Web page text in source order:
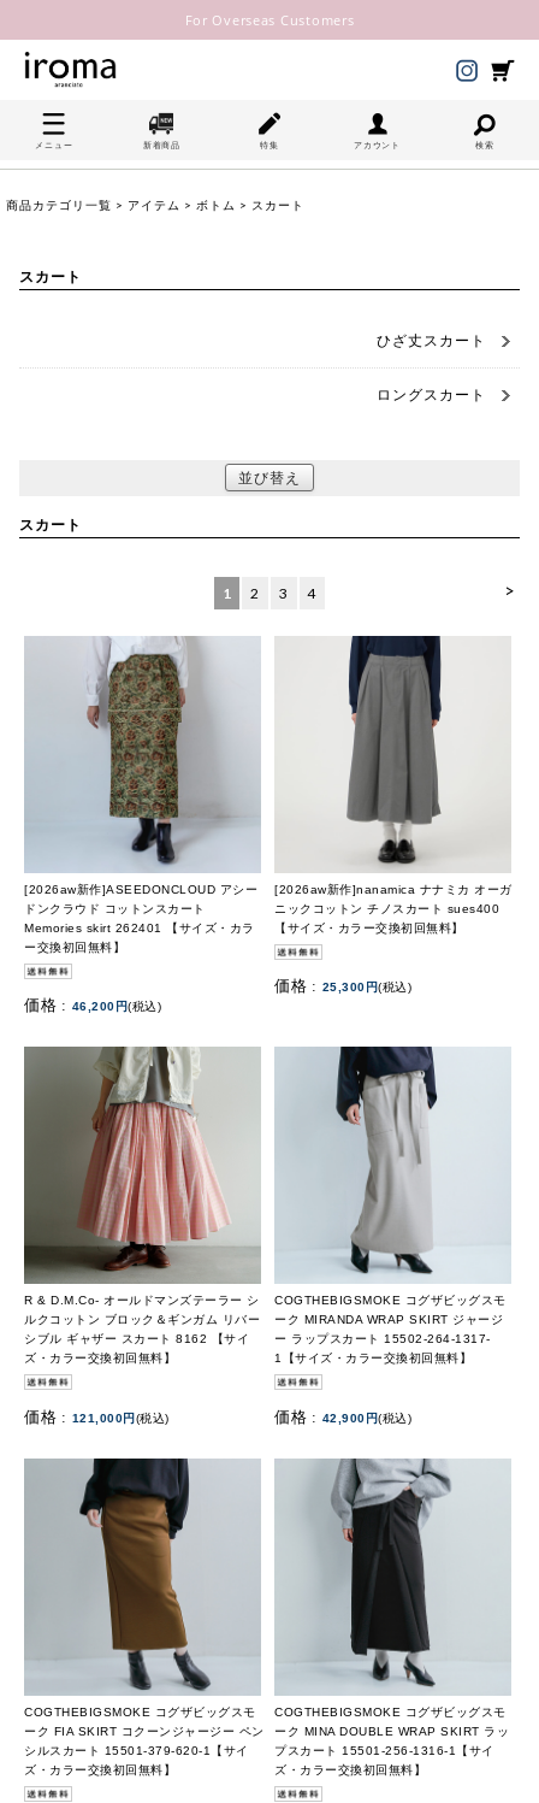
For Overseas Customers
メニュー 新着商品 特集 アカウント 検索
商品カテゴリ一覧 > アイテム > ボトム > スカート
スカート
ひざ丈スカート
ロングスカート
並び替え
スカート
>
1 2 3 4
[2026aw新作]ASEEDONCLOUD アシー
ドンクラウド コットンスカート
Memories skirt 262401 【サイズ・カラ
ー交換初回無料】
価格 : 46,200円(税込)
[2026aw新作]nanamica ナナミカ オーガ
ニックコットン チノスカート sues400
【サイズ・カラー交換初回無料】
価格 : 25,300円(税込)
R & D.M.Co- オールドマンズテーラー シ
ルクコットン ブロック＆ギンガム リバー
シブル ギャザー スカート 8162 【サイ
ズ・カラー交換初回無料】
価格 : 121,000円(税込)
COGTHEBIGSMOKE コグザビッグスモ
ーク MIRANDA WRAP SKIRT ジャージ
ー ラップスカート 15502-264-1317-
1【サイズ・カラー交換初回無料】
価格 : 42,900円(税込)
COGTHEBIGSMOKE コグザビッグスモ
ーク FIA SKIRT コクーンジャージー ペン
シルスカート 15501-379-620-1【サイ
ズ・カラー交換初回無料】
COGTHEBIGSMOKE コグザビッグスモ
ーク MINA DOUBLE WRAP SKIRT ラッ
プスカート 15501-256-1316-1【サイ
ズ・カラー交換初回無料】